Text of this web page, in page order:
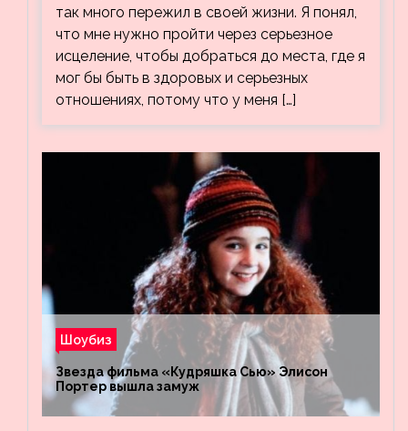
так много пережил в своей жизни. Я понял,
что мне нужно пройти через серьезное
исцеление, чтобы добраться до места, где я
мог бы быть в здоровых и серьезных
отношениях, потому что у меня […]
Шоубиз
Звезда фильма «Кудряшка Сью» Элисон
Портер вышла замуж